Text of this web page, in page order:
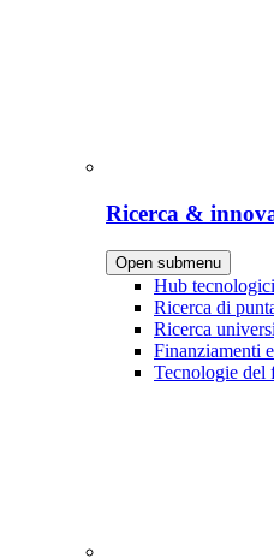
Ricerca &
Open submenu
Hub
Ricerca di
Ricerca
Finanziamenti
Tecnologie del